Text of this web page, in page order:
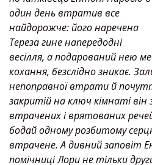
один день втратив все
найдорожче: його наречена
Тереза гине напередодні
весілля, а подарований нею
кохання, безслідно зникає.
непоправної втрати й
закритій на ключ кімнаті він
втрачених і врятованих
бодай одному розбитому
втрачене. А дивний заповіт
помічниці Лори не тільки